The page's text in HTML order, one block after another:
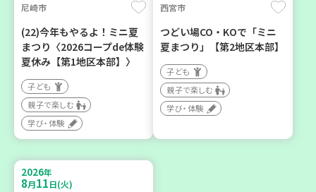
神戸市兵庫区
【第3地区本部】こべっこ
BOSAI(ぼうさい)教室～か
ぞくで楽しくまなぼうさい
～
学び・体験
神戸市東灘区
【第3地区本部】住み慣れた
くらしの助け合いの会」(会
尼崎市
(22)今年もやるよ！ミニ夏
まつり〈2026コープde体験
夏休み【第1地区本部】〉
子ども
親子で楽しむ
学び・体験
西宮市
つどい場CO・KOで「ミニ
夏まつり」【第2地区本部】
子ども
親子で楽しむ
学び・体験
2026年
8月11日(火)